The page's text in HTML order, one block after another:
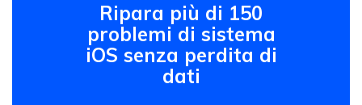
Ripara più di 150
problemi di sistema
iOS senza perdita di
dati